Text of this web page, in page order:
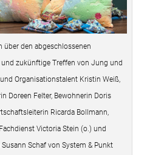
über den abgeschlossenen
zukünftige Treffen von Jung und
Organisationstalent Kristin Weiß,
Doreen Felter, Bewohnerin Doris
Ricarda Bollmann,
Victoria Stein (o.) und
Schaf von System & Punkt